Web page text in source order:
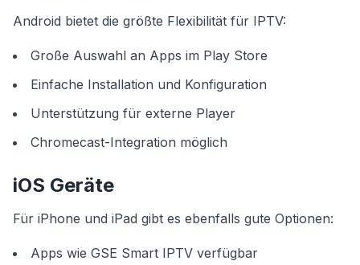
Android bietet die größte Flexibilität für IPTV:
Große Auswahl an Apps im Play Store
Einfache Installation und Konfiguration
Unterstützung für externe Player
Chromecast-Integration möglich
iOS Geräte
Für iPhone und iPad gibt es ebenfalls gute Optionen:
Apps wie GSE Smart IPTV verfügbar